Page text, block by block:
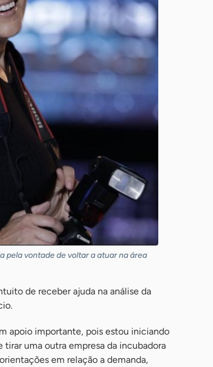
pela vontade de voltar a atuar na área
de receber ajuda na análise da
apoio importante, pois estou iniciando
uma outra empresa da incubadora
em relação a demanda,